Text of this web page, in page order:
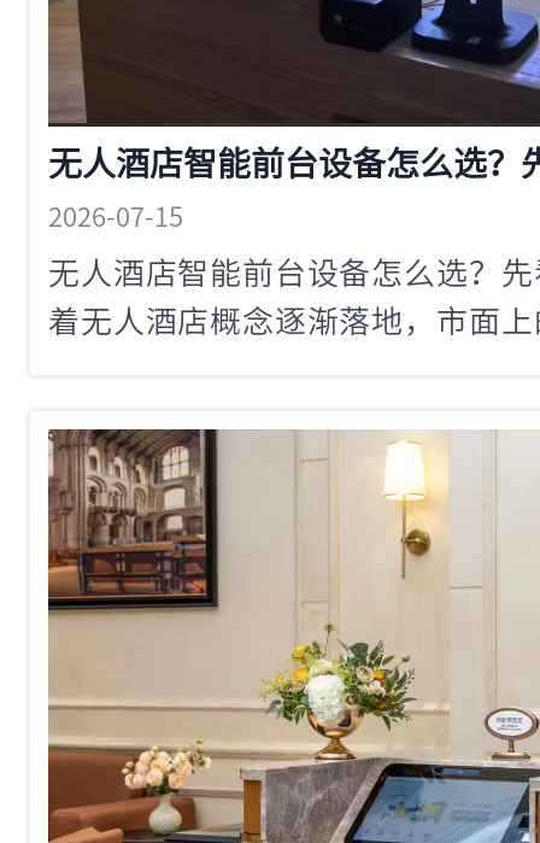
2026-07-15
无人酒店智能前台设备怎么选？
着无人酒店概念逐渐落地，市面
要买」，而是「到底买哪个」。
多则几万，选错了不仅浪费钱，
验。今天咱们从硬件维度出发，
能前台设备应该重点看哪四个门槛